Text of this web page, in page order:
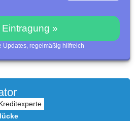
Eintragung »
Updates, regelmäßig hilfreich